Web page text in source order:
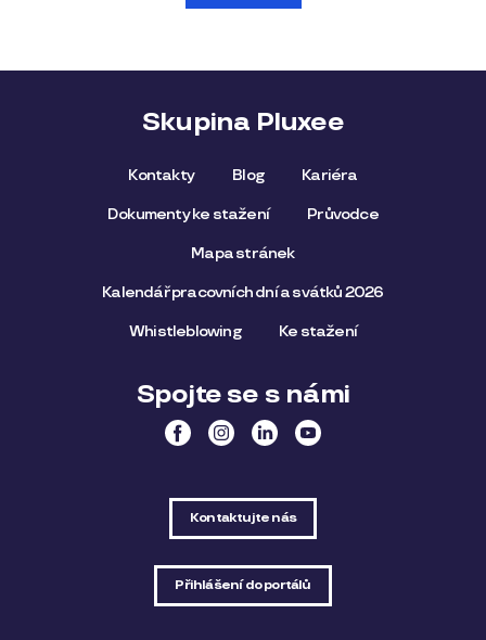
Skupina Pluxee
Kontakty Blog Kariéra
Dokumenty ke stažení Průvodce
Mapa stránek
Kalendář pracovních dní a svátků 2026
Whistleblowing Ke stažení
Spojte se s námi
Kontaktujte nás
Přihlášení do portálů